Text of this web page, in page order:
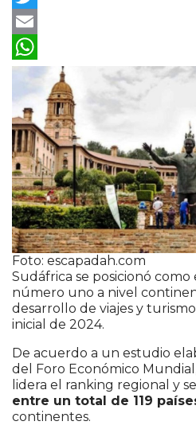
Twitter
Email
WhatsApp
Foto: escapadah.com
Sudáfrica se posicionó como
número uno a nivel
desarrollo de viajes y
inicial de 2024.
De acuerdo a un estudio
del Foro Económico
lidera el ranking regional y
entre un total de 119
continentes.